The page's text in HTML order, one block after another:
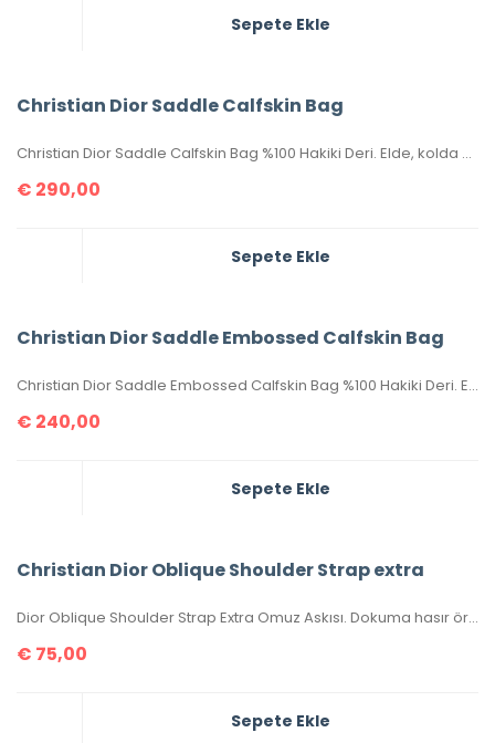
Sepete Ekle
Christian Dior Saddle Calfskin Bag
Christian Dior Saddle Calfskin Bag %100 Hakiki Deri. Elde, kolda veya omuzda taşımaya uygundur. Yüksek kalite işçilikli, tamamen birebir üründür.Seri numaralıdır.Ebatı 25x20x6 cm dir. Kutulu, toz torbalı, sertifikalıdır.
€ 290,00
Sepete Ekle
Christian Dior Saddle Embossed Calfskin Bag
Christian Dior Saddle Embossed Calfskin Bag %100 Hakiki Deri. Elde, kolda veya omuzda taşımaya uygundur. Yüksek kalite, işçilikli, tamamen birebir üründür.Seri numaralıdır.Ebatı 25x20x6 cm dir. Kutulu, toz torbalı, sertifikalıdır.
€ 240,00
Sepete Ekle
Christian Dior Oblique Shoulder Strap extra
Dior Oblique Shoulder Strap Extra Omuz Askısı. Dokuma hasır örgü ,antik görünümlü aksesuar ,birleşim kısmı hakiki deridir. Ölçüsü 95×5 cm , kutulu, sertifikalıdır.
€ 75,00
Sepete Ekle